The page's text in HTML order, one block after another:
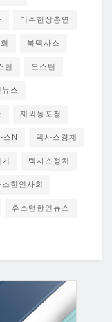
미주한상총연
북텍사스
틴 오스틴
스
재외동포청
스N 텍사스경제
텍사스정치
스한인사회
휴스턴한인뉴스